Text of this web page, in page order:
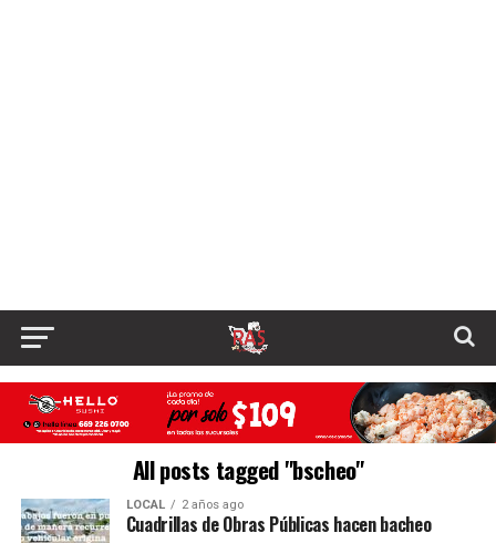
All posts tagged "bscheo"
LOCAL 2 años ago
Cuadrillas de Obras Públicas hacen bacheo